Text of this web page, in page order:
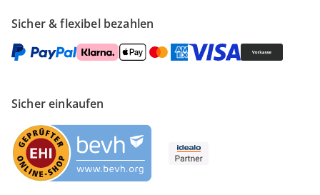
Sicher & flexibel bezahlen
Sicher einkaufen